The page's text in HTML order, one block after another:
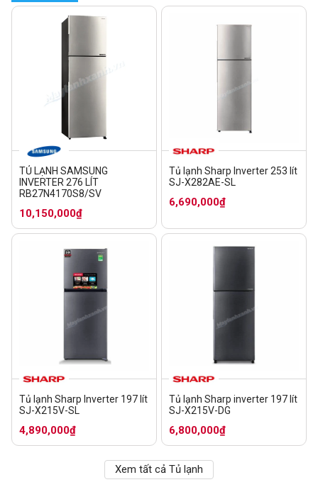
TỦ LẠNH SAMSUNG
INVERTER 276 LÍT
RB27N4170S8/SV
10,150,000₫
Tủ lạnh Sharp Inverter 253 lít
SJ-X282AE-SL
6,690,000₫
Tủ lạnh Sharp Inverter 197 lít
SJ-X215V-SL
4,890,000₫
Tủ lạnh Sharp inverter 197 lít
SJ-X215V-DG
6,800,000₫
Xem tất cả Tủ lạnh